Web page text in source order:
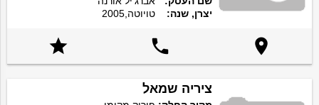
יצרן, שנה:
טויוטה,2005



ציריה שמאל